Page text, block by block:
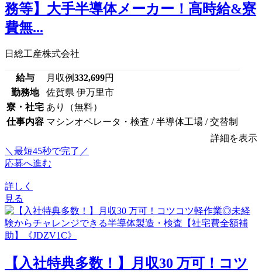
務等】大手半導体メーカー！高時給&寮
費無...
日総工産株式会社
給与 月収例332,699円
勤務地
佐賀県 伊万里市
寮・社宅 あり（無料）
仕事内容 マシンオペレータ・検査 / 半導体工場 / 交替制
詳細を表示
＼最短45秒で完了／
応募へ進む
詳しく
見る
【入社特典多数！】月収30 万可！コツ